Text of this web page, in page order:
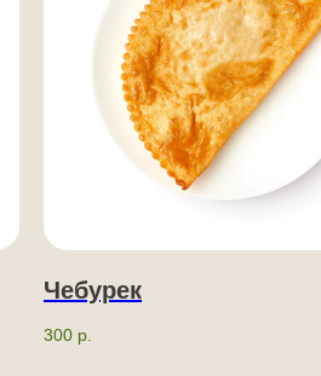
Чебурек
300 р.